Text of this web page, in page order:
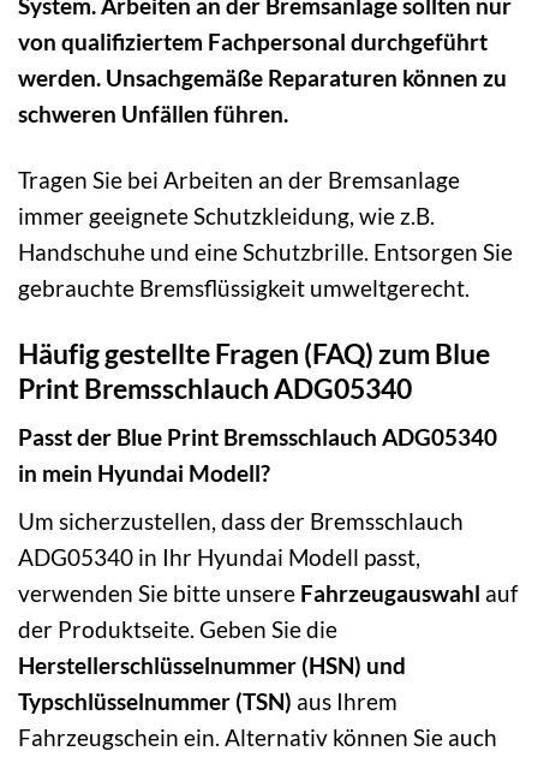
von qualifiziertem Fachpersonal durchgeführt
werden. Unsachgemäße Reparaturen können zu
schweren Unfällen führen.
Tragen Sie bei Arbeiten an der Bremsanlage
immer geeignete Schutzkleidung, wie z.B.
Handschuhe und eine Schutzbrille. Entsorgen Sie
gebrauchte Bremsflüssigkeit umweltgerecht.
Häufig gestellte Fragen (FAQ) zum Blue
Print Bremsschlauch ADG05340
Passt der Blue Print Bremsschlauch ADG05340
in mein Hyundai Modell?
Um sicherzustellen, dass der Bremsschlauch
ADG05340 in Ihr Hyundai Modell passt,
verwenden Sie bitte unsere Fahrzeugauswahl auf
der Produktseite. Geben Sie die
Herstellerschlüsselnummer (HSN) und
Typschlüsselnummer (TSN) aus Ihrem
Fahrzeugschein ein. Alternativ können Sie auch